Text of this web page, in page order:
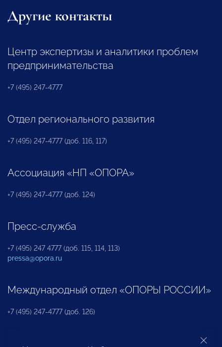
Другие контакты
Центр экспертизы и аналитики проблем
предпринимательства
+7 (495) 247-4777
Отдел регионального развития
+7 (495) 247-4777 (доб. 116, 117)
Ассоциация «НП «ОПОРА»
+7 (495) 247-4777 (доб. 124)
Пресс-служба
+7 (495) 247 4777 (доб. 115, 114, 113)
pressa@opora.ru
Международный отдел «ОПОРЫ РОССИИ»
+7 (495) 247-4777 (доб. 126)
Бюро по защите прав предпринимателей и